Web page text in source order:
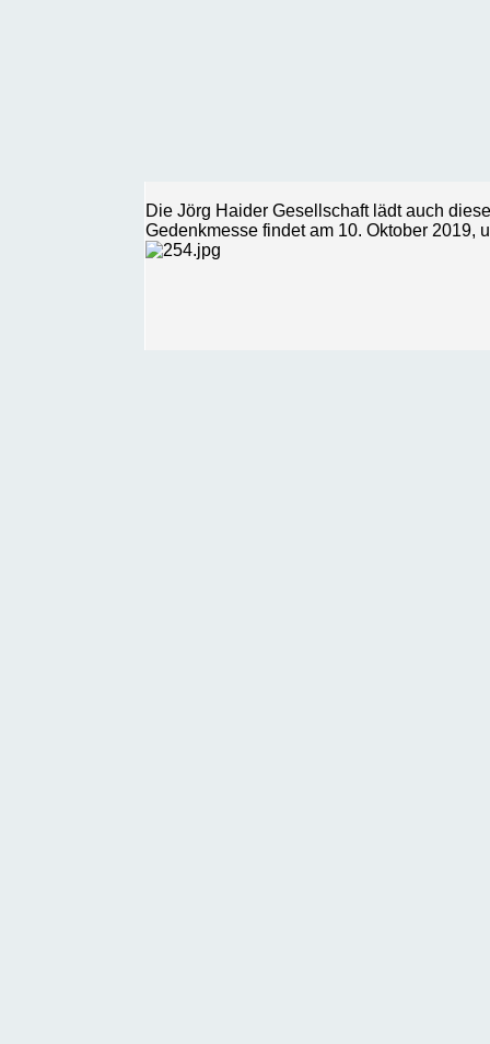
Die Jörg Haider Gesellschaft lädt auch
Gedenkmesse findet am 10. Oktober 2019,